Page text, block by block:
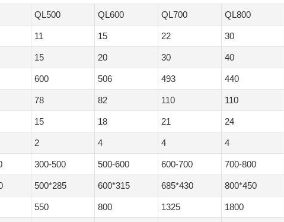
QL500 QL600 QL700 QL800
11 15 22 30
15 20 30 40
600 506 493 440
78 82 110 110
15 18 21 24
2 4 4 4
300-500 500-600 600-700 700-800
500*285 600*315 685*430 800*450
550 800 1325 1800